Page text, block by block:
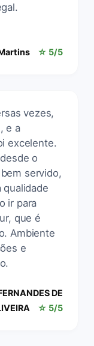
☆ 5/5
vezes,
e a
excelente.
o
servido,
ir para
que é
Ambiente
e
DE
☆ 5/5